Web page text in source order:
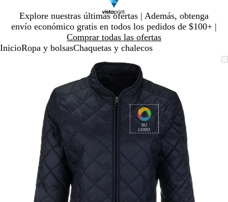
Explore nuestras últimas ofertas | Además, obtenga
envío económico gratis en todos los pedidos de $100+ |
Comprar todas las ofertas
Diapositiva
1
InicioRopa y bolsasChaquetas y chalecos
ampliable
zoom
mínimo
clic
expandir
de
más
menos